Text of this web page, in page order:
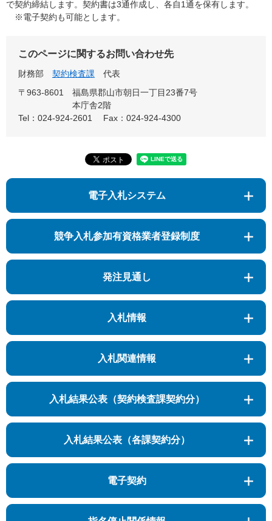
で契約締結します。契約書は3通作成し、各自1通を保有します。
※電子契約も可能とします。
このページに関するお問い合わせ先
財務部 契約検査課
代表
〒963-8601
福島県郡山市朝日一丁目23番7号
本庁舎2階
Tel：024-924-2601
Fax：024-924-4300
電子入札システム
競争入札参加有資格業者登録制度
発注見通し
入札情報
入札関連情報
入札結果公表（契約検査課契約分）
入札結果公表（各課契約分）
電子契約